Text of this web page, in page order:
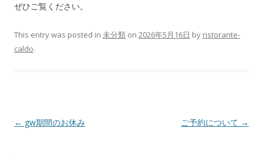
ぜひご覧ください。
This entry was posted in 未分類 on 2026年5月16日 by ristorante-
caldo.
Post navigation
← gw期間のお休み ご予約について →